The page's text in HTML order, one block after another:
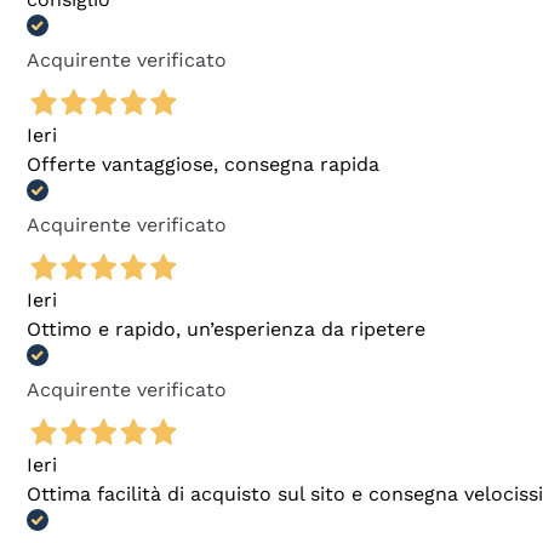
Acquirente verificato
Ieri
Offerte vantaggiose, consegna rapida
Acquirente verificato
Ieri
Ottimo e rapido, un’esperienza da ripetere
Acquirente verificato
Ieri
Ottima facilità di acquisto sul sito e consegna